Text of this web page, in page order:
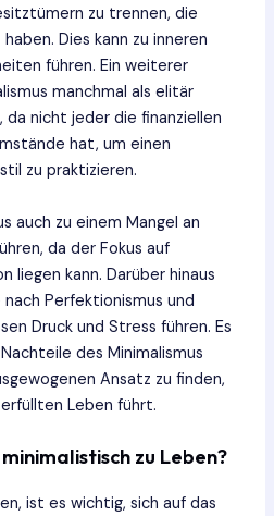
zu trennen, die
Dies kann zu inneren
führen. Ein weiterer
manchmal als elitär
da nicht jeder die finanziellen
hat, um einen
zu praktizieren.
auch zu einem Mangel an
da der Fokus auf
liegen kann. Darüber hinaus
Perfektionismus und
Druck und Stress führen. Es
des Minimalismus
Ansatz zu finden,
Leben führt.
zu Leben?
ist es wichtig, sich auf das